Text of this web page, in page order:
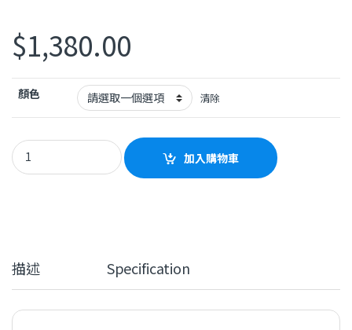
$1,380.00
顏色 清除
Edifier MR52.0 Monitor Speaker quantity
加入購物車
描述 Specification